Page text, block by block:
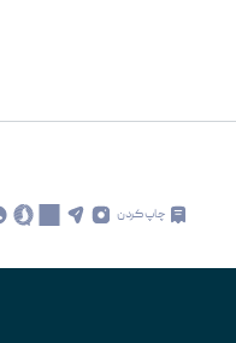
چاپ کردن